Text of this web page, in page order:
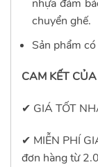
nhựa đảm
chuyển ghế.
Sản phẩm
CAM KẾT CỦA
✔ GIÁ TỐT
✔ MIỄN PHÍ
đơn hàng từ